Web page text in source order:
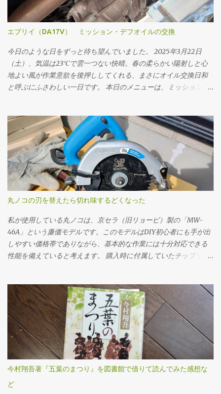
エブリイ（DA17V） ミッション・デフオイルの交換
今日のような日をずっと待ち望んでいました。 2025年3月22日
（土）、気温は23℃で雲一つない快晴。春の柔らかい陽射しと心
地よい風が作業意欲を後押ししてくれる、まさにオイル交換日和
と呼ぶにふさわしい一日です。 本日のメニューは、ミッションオ
グの改善はもちろん、長く付き合っていくためのメンテナンスと
しても重要な作業です。 まず取りかかったのはミッションオイル
の交換。 工具は10mmのドレンプラグソケットを使用。手順とし
ては、フィラープラグ → ドレンプラグ の順に外していきます。こ
れは必ず守るべき基本です。先にフィラープラグをはずさない
と、ドレンだけ抜いてしまった後でオイルを入れられない、クル
マを動かすことができないというトラブルになりかねません。 フ
ィラープラグを緩めるには、思いのほか力が必要でした。固着し
ていたのか、レンチに体重をかけるようにしてようやく回るとい
う状態でした。じっくり慎重にトルクをかけていきました。クル
マの下に潜っての作業なので、なかなか思うように力を入れられ
ません。 ドレンプラグの磁石にはかなりの鉄粉が付いてました
す。自転車用に買ったトルクレンチを久しぶりに使ってみまし
た。 ここ（フィラーも）は液体ガスケットを塗布する必要があり
ます。 このホルツの液体ガスケットを買いましたが、液体ガスケ
ット自体、初めて使用です。適当に指で付けました。 オイルの注
入は、この400ccオイル差しを使いました。注入口を火で炙って曲
げてあります。 エブリイ（MT/4WD）のミッションオイルは2.6ℓ
なので、ここにオイルを7回入れないといけません。とても面倒で
した。やはり灯油を入れるポンプなど、他の方法を考えた方が良
さそうです。 ミッションオイルは、スズキの指定オイルを使いま
丸ノコの刃を替えたら切れ味するどくなった
私が使用している丸ノコは、京セラ（旧リョービ）製の「MW-
46A」という廉価モデルです。このモデルはDIY初心者にも手が出
しやすい価格帯でありながら、基本的な作業には十分対応できる
性能を備えていると考えます。 購入時に付属していたチップソー
も多少ささくれが残るものの、DIYレベルであれば許容範囲だろう
と感じていたのです。 ところが、使用を重ねるうちに、私は重大
なミスを経験することになります。特に初期の頃は、安全対策や
正しい使用方法に対する理解が浅く、いわゆる「キックバック
（材料や刃が跳ね返る現象）」を複数回起こしてしまいました。
丸ノコ本体が突然自分の方へ飛び出したり、切断中の木材がもの
すごい勢いで前方に吹き飛ぶなど、とても危険で恐ろしい思いを
しました。この経験がトラウマとなり、一時期は丸ノコの使用自
体に強い不安を感じ、使用を避けるようになってしまいました。
今村翔吾著『五葉のまつり』を図書館で借りて読んでみた感想な
ど